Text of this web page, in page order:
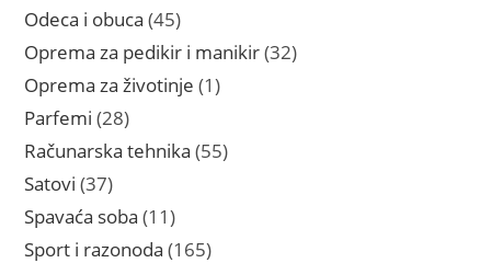
Odeca i obuca 4545
proizvoda
Oprema za pedikir i manikir 3232
Oprema za životinje 11
Parfemi 2828
proizvoda
Računarska tehnika 5555
Satovi 3737
proizvoda
Spavaća soba 1111
proizvoda
Sport i razonoda 165165